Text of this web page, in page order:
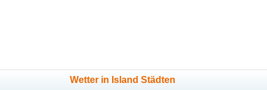
Wetter in Island Städten